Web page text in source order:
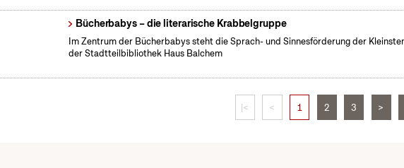
Bücherbabys – die literarische Krabbelgruppe
Im Zentrum der Bücherbabys steht die Sprach- und Sinnesförderung der
der Stadtteilbibliothek Haus Balchem
|< < 1 2 3 >